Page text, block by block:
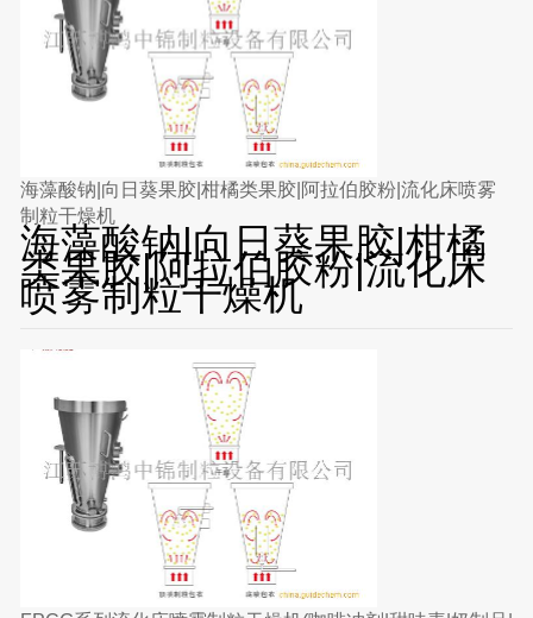
海藻酸钠|向日葵果胶|柑橘类果胶|阿拉伯胶粉|流化床喷雾
制粒干燥机
海藻酸钠|向日葵果胶|柑橘
类果胶|阿拉伯胶粉|流化床
喷雾制粒干燥机